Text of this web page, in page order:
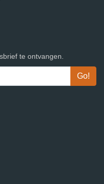
te ontvangen.